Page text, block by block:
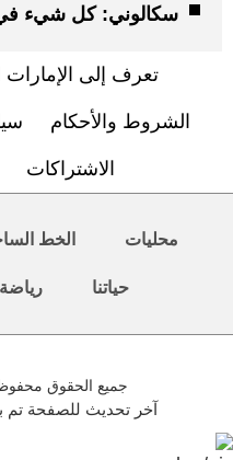
سكالوني: كل شيء في
تعرف إلى الإمارات
الشروط والأحكام
الاشتراكات
محليات الخط
حياتنا رياضة
جميع الحقوق محفوظة © 2026
آخر تحديث للصفحة تم بتاريخ: 23 يوليو